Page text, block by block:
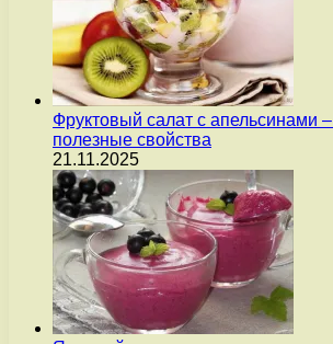
Фруктовый салат с апельсинами
полезные свойства
21.11.2025